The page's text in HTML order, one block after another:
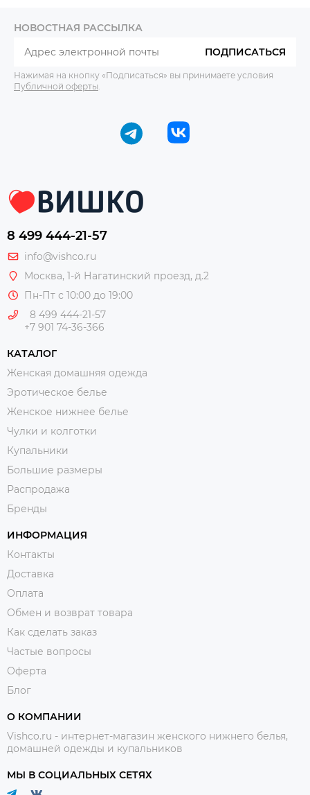
НОВОСТНАЯ РАССЫЛКА
ПОДПИСАТЬСЯ
Нажимая на кнопку «Подписаться» вы принимаете условия
Публичной оферты
8 499 444-21-57
info@vishco.ru
Москва, 1-й Нагатинский проезд, д.2
Пн-Пт с 10:00 до 19:00
8 499 444-21-57
+7 901 74-36-366
КАТАЛОГ
Женская домашняя одежда
Эротическое белье
Женское нижнее белье
Чулки и колготки
Купальники
Большие размеры
Распродажа
Бренды
ИНФОРМАЦИЯ
Контакты
Доставка
Оплата
Обмен и возврат товара
Как сделать заказ
Частые вопросы
Оферта
Блог
О КОМПАНИИ
Vishco.ru - интернет-магазин женского нижнего белья,
домашней одежды и купальников
МЫ В СОЦИАЛЬНЫХ СЕТЯХ